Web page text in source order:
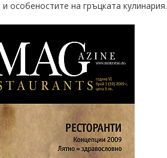
на гръцката кулинария.